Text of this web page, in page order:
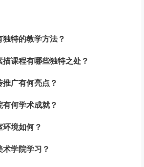
特的教学方法？
课程有哪些独特之处？
广有何亮点？
何学术成就？
境如何？
学院学习？